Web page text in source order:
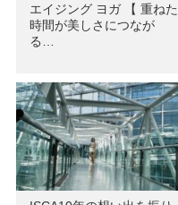
エイジング ヨガ 【 重ねた
時間が美しさにつなが
る…